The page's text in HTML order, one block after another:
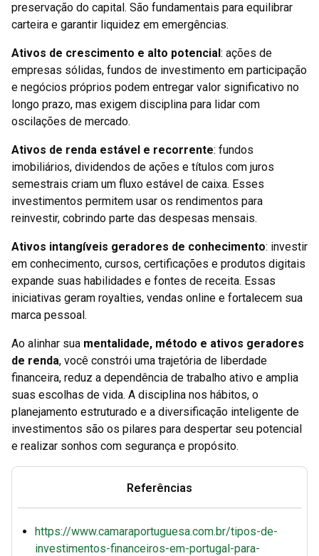
preservação do capital. São fundamentais para equilibrar
carteira e garantir liquidez em emergências.
Ativos de crescimento e alto potencial: ações de
empresas sólidas, fundos de investimento em participação
e negócios próprios podem entregar valor significativo no
longo prazo, mas exigem disciplina para lidar com
oscilações de mercado.
Ativos de renda estável e recorrente: fundos
imobiliários, dividendos de ações e títulos com juros
semestrais criam um fluxo estável de caixa. Esses
investimentos permitem usar os rendimentos para
reinvestir, cobrindo parte das despesas mensais.
Ativos intangíveis geradores de conhecimento: investir
em conhecimento, cursos, certificações e produtos digitais
expande suas habilidades e fontes de receita. Essas
iniciativas geram royalties, vendas online e fortalecem sua
marca pessoal.
Ao alinhar sua mentalidade, método e ativos geradores
de renda, você constrói uma trajetória de liberdade
financeira, reduz a dependência de trabalho ativo e amplia
suas escolhas de vida. A disciplina nos hábitos, o
planejamento estruturado e a diversificação inteligente de
investimentos são os pilares para despertar seu potencial
e realizar sonhos com segurança e propósito.
Referências
https://www.camaraportuguesa.com.br/tipos-de-
investimentos-financeiros-em-portugal-para-